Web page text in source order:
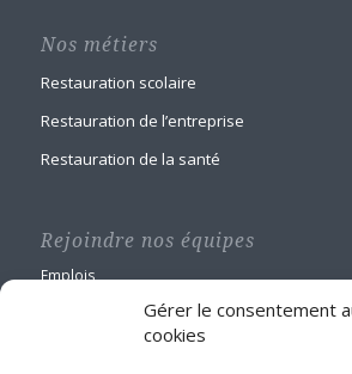
Gérer le consentement
cookies
Nos métiers
Restauration scolaire
Restauration de l’entreprise
Restauration de la santé
Rejoindre nos équipes
Emplois